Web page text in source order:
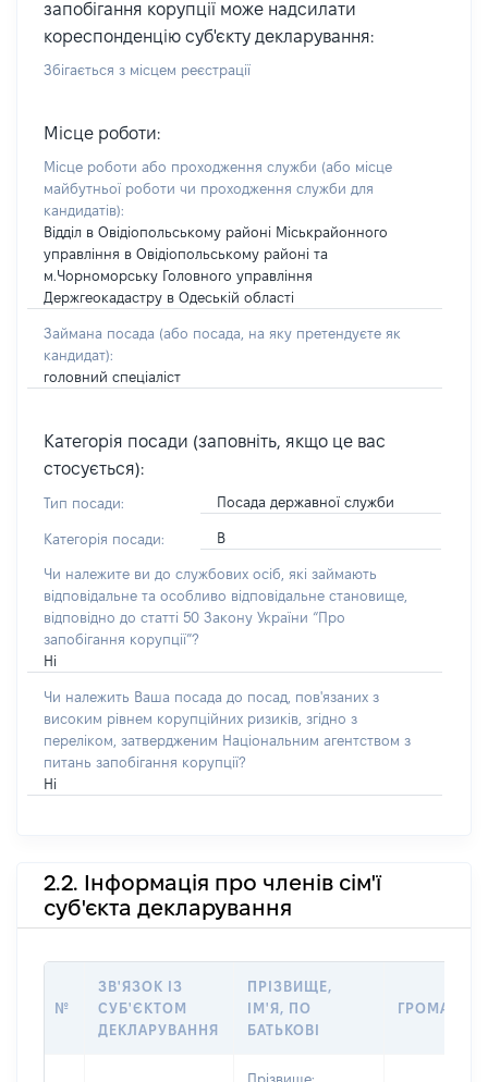
запобігання корупції може надсилати
кореспонденцію суб'єкту декларування:
Збігається з місцем реєстрації
Місце роботи:
Місце роботи або проходження служби (або місце
майбутньої роботи чи проходження служби для
кандидатів):
Відділ в Овідіопольському районі Міськрайонного
управління в Овідіопольському районі та
м.Чорноморську Головного управління
Держгеокадастру в Одеській області
Займана посада (або посада, на яку претендуєте як
кандидат):
головний спеціаліст
Категорія посади (заповніть, якщо це вас
стосується):
Тип посади: Посада державної служби
Категорія посади: В
Чи належите ви до службових осіб, які займають
відповідальне та особливо відповідальне становище,
відповідно до статті 50 Закону України “Про
запобігання корупції”?
Ні
Чи належить Ваша посада до посад, пов'язаних з
високим рівнем корупційних ризиків, згідно з
переліком, затвердженим Національним агентством з
питань запобігання корупції?
Ні
2.2. Інформація про членів сім'ї
суб'єкта декларування
№
ЗВ'ЯЗОК ІЗ
СУБ'ЄКТОМ
ДЕКЛАРУВАННЯ
ПРІЗВИЩЕ,
ІМ'Я, ПО
БАТЬКОВІ
Прізвище: